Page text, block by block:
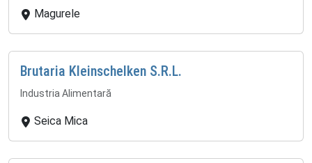
Magurele
Brutaria Kleinschelken S.R.L.
Industria Alimentară
Seica Mica